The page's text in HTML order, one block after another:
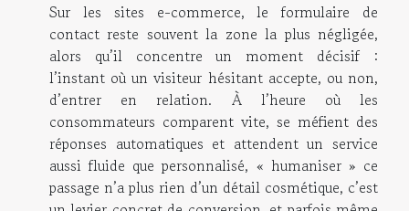
Sur les sites e-commerce, le formulaire de
contact reste souvent la zone la plus négligée,
alors qu’il concentre un moment décisif :
l’instant où un visiteur hésitant accepte, ou non,
d’entrer en relation. À l’heure où les
consommateurs comparent vite, se méfient des
réponses automatiques et attendent un service
aussi fluide que personnalisé, « humaniser » ce
passage n’a plus rien d’un détail cosmétique, c’est